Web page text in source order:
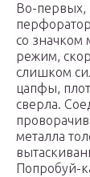
Во-первых,
со значком
режим,
слишком
цапфы,
сверла.
металла
Попробуй-